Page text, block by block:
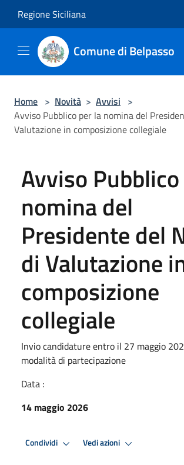
Regione Siciliana
Comune di Belpasso
Home > Novità > Avvisi >
Avviso Pubblico per la nomina del
Valutazione in composizione collegiale
Avviso
nomina del
Presidente del
di Valutazione
composizione
collegiale
Invio candidature entro il 27 maggio
modalità di partecipazione
Data :
14 maggio 2026
Condividi Vedi azioni